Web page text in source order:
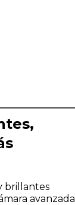
brillantes
avanzada